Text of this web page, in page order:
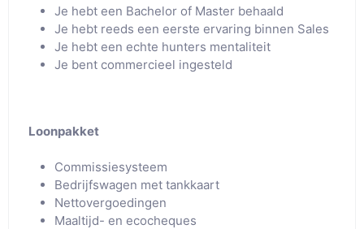
Je hebt een Bachelor of Master behaald
Je hebt reeds een eerste ervaring binnen Sales
Je hebt een echte hunters mentaliteit
Je bent commercieel ingesteld
Loonpakket
Commissiesysteem
Bedrijfswagen met tankkaart
Nettovergoedingen
Maaltijd- en ecocheques